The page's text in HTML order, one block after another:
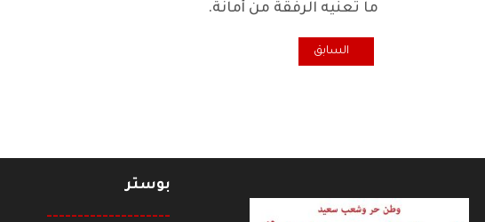
ما تعنيه الرفقة من أمانة.
المقال السابق: منتدى بغداد في برلين يحتفي بالشاعر الفلسطيني إياس ناصر
السابق
بوستر
--------------------